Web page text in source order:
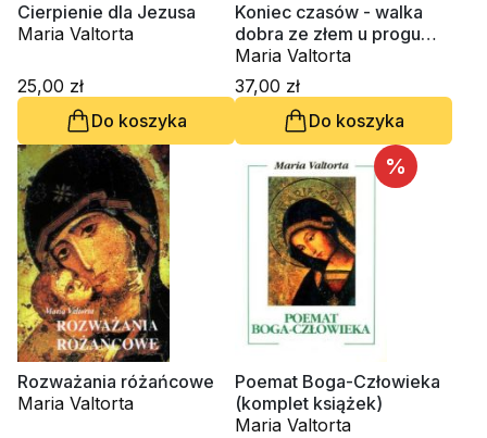
Cierpienie dla Jezusa
Maria Valtorta
25,00 zł
Do koszyka
Koniec czasów - walka
dobra ze złem u progu
wiosny Kościoła
Maria Valtorta
37,00 zł
Do koszyka
Rozważania różańcowe
Maria Valtorta
%
Poemat Boga-Człowieka
(komplet książek)
Maria Valtorta